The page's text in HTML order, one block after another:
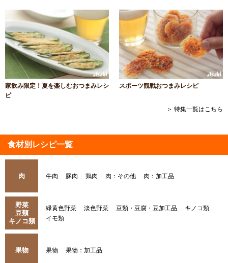
家飲み限定！夏を楽しむおつまみレシ
ピ
スポーツ観戦おつまみレシピ
＞ 特集一覧はこちら
食材別レシピ一覧
肉 牛肉 豚肉 鶏肉 肉：その他 肉：加工品
野菜
豆類
キノコ類
緑黄色野菜 淡色野菜 豆類・豆腐・豆加工品
キノコ類
イモ類
果物 果物 果物：加工品